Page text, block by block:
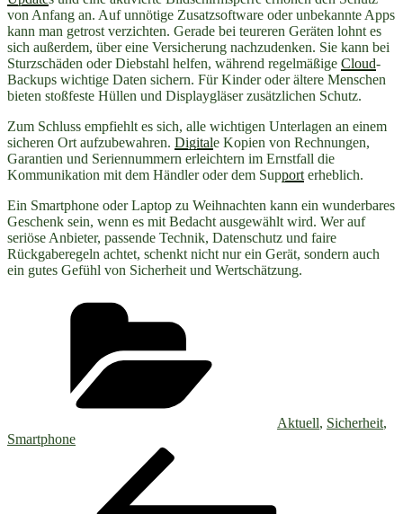
von Anfang an. Auf unnötige Zusatzsoftware oder unbekannte Apps
kann man getrost verzichten. Gerade bei teureren Geräten lohnt es
sich außerdem, über eine Versicherung nachzudenken. Sie kann bei
Sturzschäden oder Diebstahl helfen, während regelmäßige Cloud-
Backups wichtige Daten sichern. Für Kinder oder ältere Menschen
bieten stoßfeste Hüllen und Displaygläser zusätzlichen Schutz.
Zum Schluss empfiehlt es sich, alle wichtigen Unterlagen an einem
sicheren Ort aufzubewahren. Digitale Kopien von Rechnungen,
Garantien und Seriennummern erleichtern im Ernstfall die
Kommunikation mit dem Händler oder dem Support erheblich.
Ein Smartphone oder Laptop zu Weihnachten kann ein wunderbares
Geschenk sein, wenn es mit Bedacht ausgewählt wird. Wer auf
seriöse Anbieter, passende Technik, Datenschutz und faire
Rückgaberegeln achtet, schenkt nicht nur ein Gerät, sondern auch
ein gutes Gefühl von Sicherheit und Wertschätzung.
Aktuell, Sicherheit,
Smartphone
Beitragsnavigation